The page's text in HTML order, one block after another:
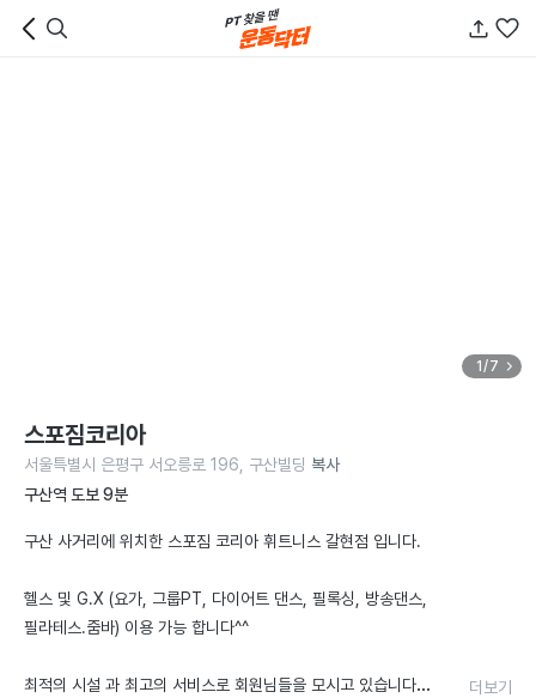
1/7
스포짐코리아
서울특별시 은평구 서오릉로 196, 구산빌딩 복사
구산역 도보 9분
구산 사거리에 위치한 스포짐 코리아 휘트니스 갈현점 입니다.
헬스 및 G.X (요가, 그룹PT, 다이어트 댄스, 필록싱, 방송댄스,
필라테스.줌바) 이용 가능 합니다^^
최적의 시설 과 최고의 서비스로 회원님들을 모시고 있습니다~ 더보기